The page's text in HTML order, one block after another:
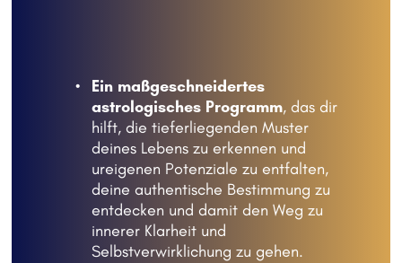
Ein maßgeschneidertes
astrologisches Programm, das dir
hilft, die tieferliegenden Muster
deines Lebens zu erkennen und
ureigenen Potenziale zu entfalten,
deine authentische Bestimmung zu
entdecken und damit den Weg zu
innerer Klarheit und
Selbstverwirklichung zu gehen.